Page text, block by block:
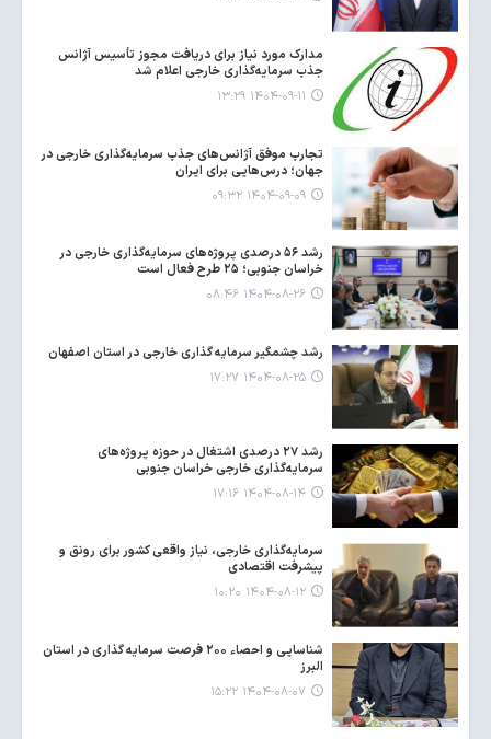
مدارک مورد نیاز برای دریافت مجوز تأسیس آژانس
جذب سرمایه‌گذاری خارجی اعلام شد
۱۴۰۴-۰۹-۱۱ ۱۳:۲۹
تجارب موفق آژانس‌های جذب سرمایه‌گذاری خارجی در
جهان؛ درس‌هایی برای ایران
۱۴۰۴-۰۹-۰۹ ۰۹:۳۲
رشد ۵۶ درصدی پروژه‌های سرمایه‌گذاری خارجی در
خراسان جنوبی؛ ۲۵ طرح فعال است
۱۴۰۴-۰۸-۲۶ ۰۸:۴۶
رشد چشمگیر سرمایه گذاری خارجی در استان اصفهان
۱۴۰۴-۰۸-۲۵ ۱۷:۲۷
رشد ۲۷ درصدی اشتغال در حوزه پروژه‌های
سرمایه‌گذاری خارجی خراسان جنوبی
۱۴۰۴-۰۸-۱۴ ۱۷:۱۶
سرمایه‌گذاری خارجی، نیاز واقعی کشور برای رونق و
پیشرفت اقتصادی
۱۴۰۴-۰۸-۱۲ ۱۰:۲۰
شناسایی و احصاء ۲۰۰ فرصت سرمایه گذاری در استان
البرز
۱۴۰۴-۰۸-۰۷ ۱۵:۲۲